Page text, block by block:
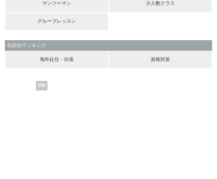
マンツーマン 少人数クラス
グループレッスン
目的別ランキング
海外赴任・出張 資格対策
PR